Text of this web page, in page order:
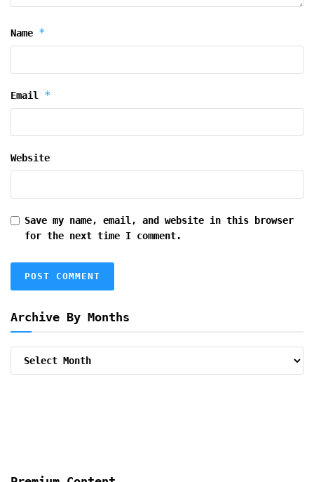
Name *
Email *
Website
Save my name, email, and website in this browser
for the next time I comment.
Archive By Months